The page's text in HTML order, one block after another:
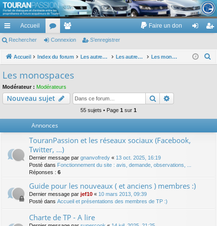
TouranPassion
Le forum des propriétaires ou futurs acquéreurs du Volkswagen Touran
cc
ès
pi
de
Accueil
or
u
e
m
Faire un don
ne nr
Rechercher Connexion S’enregistrer
Accueil Index du forum Les autres voitures et ce qui touche à la voiture Les autres modèles hors VW : concessions, modèles, achat, prix et remise ... Les monospaces
c
Les monospaces
Modérateur : Modérateurs
Nouveau sujet Rechercher
55 sujets • Page 1 sur 1
Annonces
TouranPassion et les réseaux sociaux (Facebook,
Twitter, ...)
Dernier message par gnanvofredy « 13 oct. 2025, 16:19
Posté dans Fonctionnement du site : avis, demande, observations, ...
Réponses : 6
Guide pour les nouveaux ( et anciens ) membres :)
Dernier message par jef10 « 10 mars 2013, 09:39
Posté dans Accueil et présentations des membres de TP :)
Charte de TP - A lire